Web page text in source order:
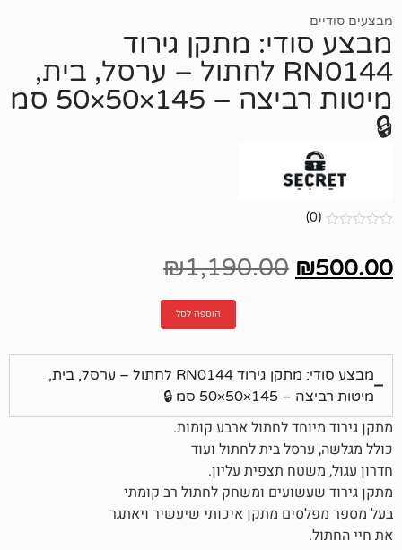
מתקן גירוד
RN0144 לחתול – ערסל, בית,
מיטות רביצה – 145×50×50 סמ
₪1,190.00
מבצע סודי: מתקן גירוד RN0144 לחתול – ערסל, בית,
לחתול ארבע קומות.
בית לחתול ועוד
תצפית עליון.
ומשחק לחתול רב קומתי
מתקן איכותי שיעשיר ויאתגר